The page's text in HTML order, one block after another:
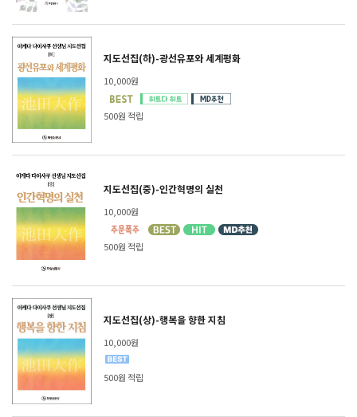
지도선집(하)-광선유포와 세계평화
10,000원
500원 적립
지도선집(중)-인간혁명의 실천
10,000원
500원 적립
지도선집(상)-행복을 향한 지침
10,000원
500원 적립